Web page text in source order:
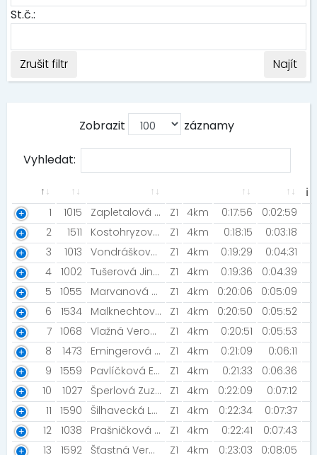
St.č.:
Zrušit filtr Najít
Zobrazit záznamy
Vyhledat:
ℹ
1
1015 Zapletalová Andrea [Žer slimáky] Z1 4km 0:17:56
0:02:59
2
1511 Kostohryzová Anna Z1 4km 0:18:15
0:03:18
3
1013 Vondrášková Aneta Z1 4km 0:19:29
0:04:31
4
1002 Tušerová Jindra [MK JCC] Z1 4km 0:19:36
0:04:39
5
1055 Marvanová Kateřina [AMAZONS GYM] Z1 4km 0:20:06
0:05:09
6
1534 Malknechtová Erika Z1 4km 0:20:50
0:05:52
7 1068 Vlažná Veronika Z1 4km 0:20:51
0:05:53
8
1473 Emingerová Kateřina [Night Run Team] Z1 4km 0:21:09
0:06:11
9
1559 Pavlíčková Eliška Z1 4km 0:21:33
0:06:36
10
1027 Šperlová Zuzana Z1 4km 0:22:09
0:07:12
11
1590 Šilhavecká Lucie Z1 4km 0:22:34
0:07:37
12
1038 Prašničková Jana Z1 4km 0:22:41
0:07:43
13
1592 Šťastná Veronika [Holky v běhu] Z1 4km 0:23:03
0:08:05